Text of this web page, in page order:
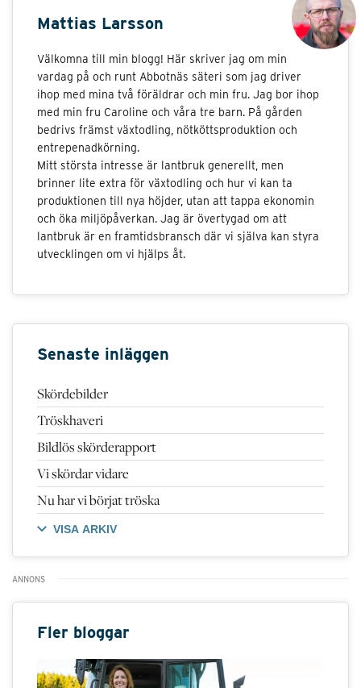
Mattias Larsson
Välkomna till min blogg! Här skriver jag om min
vardag på och runt Abbotnäs säteri som jag driver
ihop med mina två föräldrar och min fru. Jag bor ihop
med min fru Caroline och våra tre barn. På gården
bedrivs främst växtodling, nötköttsproduktion och
entrepenadkörning.
Mitt största intresse är lantbruk generellt, men
brinner lite extra för växtodling och hur vi kan ta
produktionen till nya höjder, utan att tappa ekonomin
och öka miljöpåverkan. Jag är övertygad om att
lantbruk är en framtidsbransch där vi själva kan styra
utvecklingen om vi hjälps åt.
Senaste inläggen
Skördebilder
Tröskhaveri
Bildlös skörderapport
Vi skördar vidare
Nu har vi börjat tröska
VISA ARKIV
Fler bloggar